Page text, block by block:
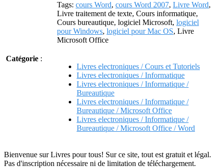
Tags: cours Word, cours Word 2007, Livre Word,
Livre traitement de texte, Cours informatique,
Cours bureautique, logiciel Microsoft, logiciel
pour Windows, logiciel pour Mac OS, Livre
Microsoft Office
Catégorie :
Livres electroniques / Cours et Tutoriels
Livres electroniques / Informatique
Livres electroniques / Informatique /
Bureautique
Livres electroniques / Informatique /
Bureautique / Microsoft Office
Livres electroniques / Informatique /
Bureautique / Microsoft Office / Word
Bienvenue sur Livres pour tous! Sur ce site, tout est gratuit et légal.
Pas d'inscription nécessaire ni de limitation de téléchargement.